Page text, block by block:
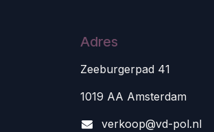
Adres
Zeeburgerpad 41
1019 AA Amsterdam
verkoop@vd-pol.nl